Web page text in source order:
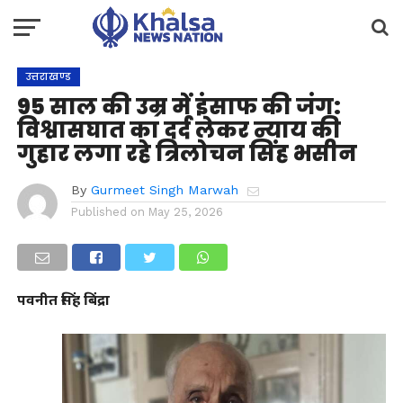
उत्तराखण्ड
95 साल की उम्र में इंसाफ की जंग:
विश्वासघात का दर्द लेकर न्याय की
गुहार लगा रहे त्रिलोचन सिंह भसीन
By Gurmeet Singh Marwah
Published on May 25, 2026
पवनीत सिंह बिंद्रा